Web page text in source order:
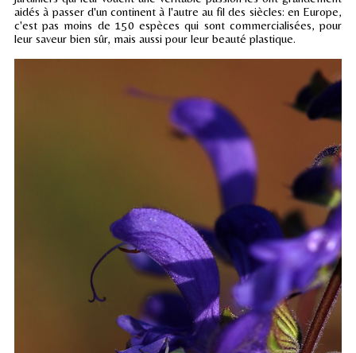
aidés à passer d'un continent à l'autre au fil des siècles: en Europe,
c'est pas moins de 150 espèces qui sont commercialisées, pour
leur saveur bien sûr, mais aussi pour leur beauté plastique.